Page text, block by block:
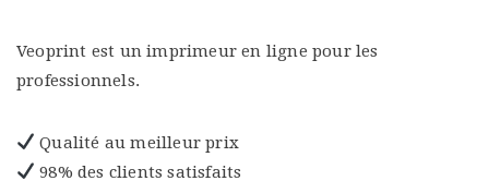
Veoprint est un imprimeur en ligne pour les
professionnels.
Qualité au meilleur prix
98% des clients satisfaits